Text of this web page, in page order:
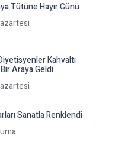
Tütüne Hayır Günü
Kahvaltı
Araya Geldi
Sanatla Renklendi